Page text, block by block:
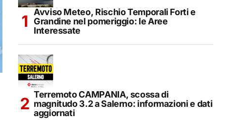
Avviso Meteo, Rischio Temporali Forti e
Grandine nel pomeriggio: le Aree
Interessate
Terremoto CAMPANIA, scossa di
magnitudo 3.2 a Salerno: informazioni e dati
aggiornati